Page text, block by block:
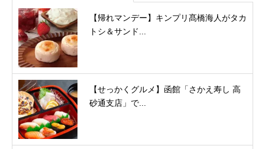
【帰れマンデー】キンプリ髙橋海人がタカ
トシ＆サンド...
【せっかくグルメ】函館「さかえ寿し 高
砂通支店」で...